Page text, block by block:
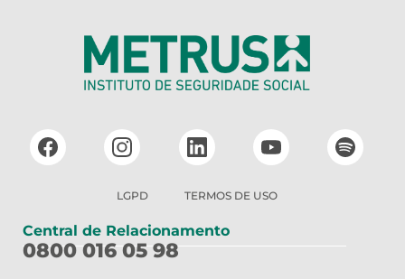
LGPD TERMOS DE USO
Central de Relacionamento
0800 016 05 98